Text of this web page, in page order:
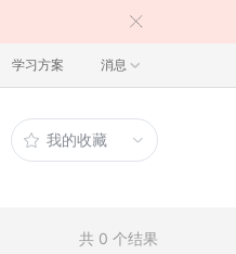
学习方案 消息
我的收藏
共 0 个结果